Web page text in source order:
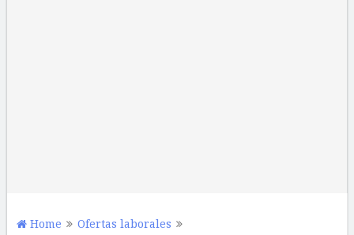
Home
Ofertas laborales